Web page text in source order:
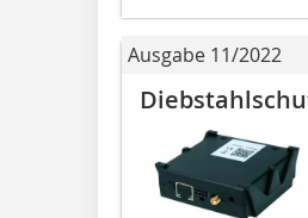
Ausgabe 11/2022